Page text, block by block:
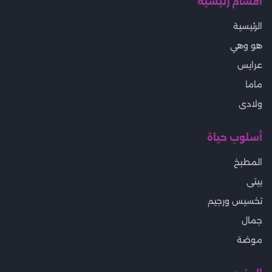
الرئيسية
هو وهي
عرايس
ماما
ولادى
أسلوب حياة
المطبخ
بيتى
تخسيس ورجيم
جمال
موضة